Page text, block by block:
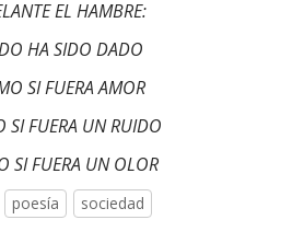
EL HAMBRE:
HA SIDO DADO
SI FUERA AMOR
SI FUERA UN RUIDO
SI FUERA UN OLOR
poesía sociedad